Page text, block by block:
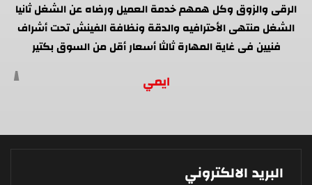
الرقى والزوق وكل همهم خدمة العميل ورضاه عن الشغل ثانيا
الشغل منتهى الأحترافيه والدقة ونظافة الفينش تحت أشراف
فنيين فى غاية المهارة ثالثا أسعار أقل من السوق بكتير
ايمي
البريد الالكتروني